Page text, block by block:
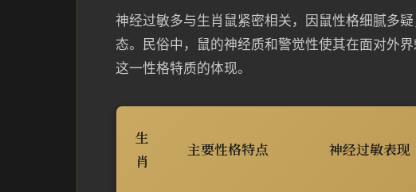
神经过敏多与生肖鼠紧密相关，因鼠性格细腻多
态。民俗中，鼠的神经质和警觉性使其在面对外
这一性格特质的体现。
生
肖
主要性格特点 神经过敏表现